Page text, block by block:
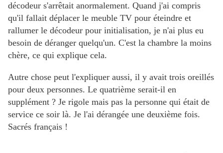
décodeur s'arrêtait anormalement. Quand j'ai compris
qu'il fallait déplacer le meuble TV pour éteindre et
rallumer le décodeur pour initialisation, je n'ai plus eu
besoin de déranger quelqu'un. C'est la chambre la moins
chère, ce qui explique cela.
Autre chose peut l'expliquer aussi, il y avait trois oreillés
pour deux personnes. Le quatrième serait-il en
supplément ? Je rigole mais pas la personne qui était de
service ce soir là. Je l'ai dérangée une deuxième fois.
Sacrés français !